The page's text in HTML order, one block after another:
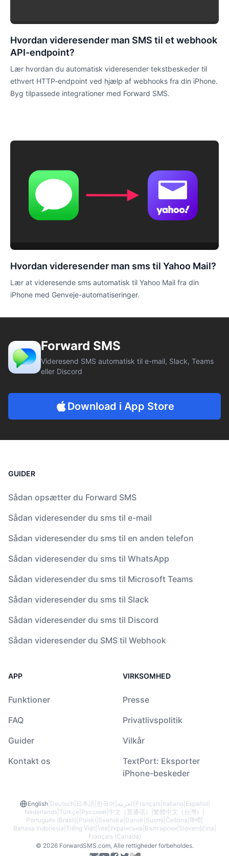
Hvordan videresender man SMS til et webhook
API-endpoint?
Lær hvordan du automatisk videresender tekstbeskeder til
ethvert HTTP-endpoint ved hjælp af webhooks fra din iPhone.
Byg tilpassede integrationer med Forward SMS.
Hvordan videresender man sms til Yahoo Mail?
Lær at videresende sms automatisk til Yahoo Mail fra din
iPhone med Genveje-automatiseringer.
Forward SMS
Videresend SMS automatisk til e-mail, Slack, Teams
eller Discord
Download i App Store
GUIDER
Sådan opsætter du Forward SMS
Sådan videresender du sms til e-mail
Sådan videresender du sms til en anden telefon
Sådan videresender du sms til WhatsApp
Sådan videresender du sms til Microsoft Teams
Sådan videresender du sms til Slack
Sådan videresender du sms til Discord
Sådan videresender du SMS til Webhook
APP
Funktioner
FAQ
Guider
Kontakt os
VIRKSOMHED
Presse
Privatlivspolitik
Vilkår
TextPort: Eksporter
iPhone-beskeder
English Deutsch 日本語 한국어 العربية Français| Italiano Español
Nederlands Türkçe Русский 中文（普通话） 繁體中文（台灣）
Português (Brasil) Polski Svenska Dansk Suomi Čeština हिन्दी
Bahasa Indonesia Tiếng Việt| ไทย Українська Български Slovenščina
Français (Canada)
© 2026 ForwardSMS.com, Alle rettigheder forbeholdes.